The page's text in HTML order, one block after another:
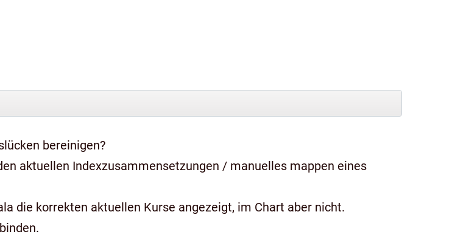
bereinigen?
aktuellen Indexzusammensetzungen / manuelles mappen eines
die korrekten aktuellen Kurse angezeigt, im Chart aber nicht.